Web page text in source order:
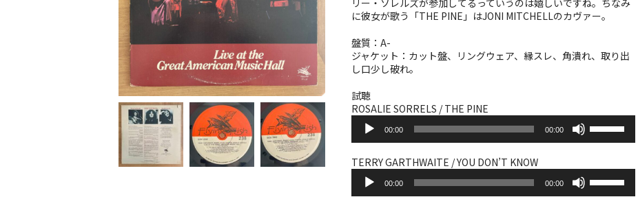
に彼女が歌う「THE PINE」はJONI MITCHELLのカヴァー。
盤質：A-
ジャケット：カット盤、リングウェア、縁スレ、角潰れ、取り出
し口少し破れ。
試聴
ROSALIE SORRELS / THE PINE
プ
レ
ー
ー
00:00 00:00
リ
調
節
TERRY GARTHWAITE / YOU DON’T KNOW
プ
00:00 00:00
リ